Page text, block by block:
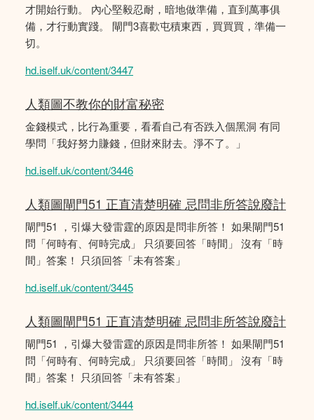
才開始行動。 內心堅毅忍耐，暗地做準備，直到萬事俱
備，才行動實踐。 閘門3喜歡屯積東西，買買買，準備一
切。
hd.iself.uk/content/3447
人類圖不教你的財富秘密
金錢模式，比行為重要，看看自己有否跌入個黑洞 有同
學問「我好努力賺錢，但財來財去。淨不了。」
hd.iself.uk/content/3446
人類圖閘門51 正直清楚明確 忌問非所答說廢計
閘門51 ，引爆大發雷霆的原因是問非所答！ 如果閘門51
問「何時有、何時完成」 只須要回答「時間」 沒有「時
間」答案！ 只須回答「未有答案」
hd.iself.uk/content/3445
人類圖閘門51 正直清楚明確 忌問非所答說廢計
閘門51 ，引爆大發雷霆的原因是問非所答！ 如果閘門51
問「何時有、何時完成」 只須要回答「時間」 沒有「時
間」答案！ 只須回答「未有答案」
hd.iself.uk/content/3444